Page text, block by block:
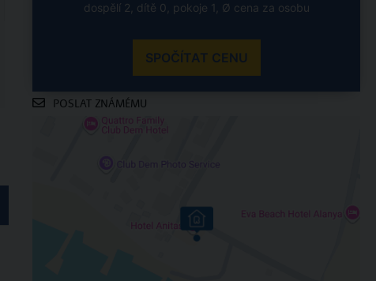
dospělí 2, dítě 0, pokoje 1, Ø cena za osobu
SPOČÍTAT CENU
POSLAT ZNÁMÉMU